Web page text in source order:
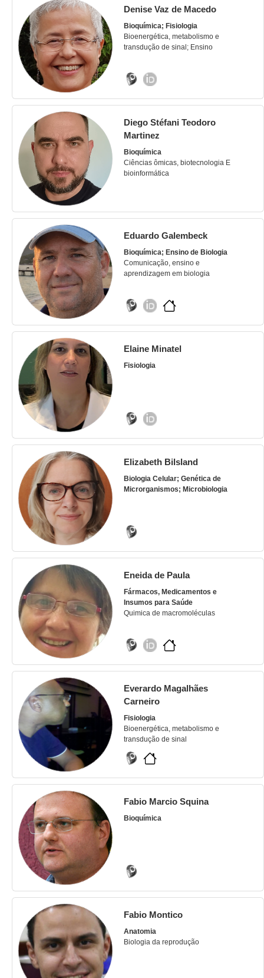
Denise Vaz de Macedo
Bioquímica; Fisiologia
Bioenergética, metabolismo e
transdução de sinal; Ensino
Diego Stéfani Teodoro
Martinez
Bioquímica
Ciências ômicas, biotecnologia E
bioinformática
Eduardo Galembeck
Bioquímica; Ensino de Biologia
Comunicação, ensino e
aprendizagem em biologia
Elaine Minatel
Fisiologia
Elizabeth Bilsland
Biologia Celular; Genética de
Microrganismos; Microbiologia
Eneida de Paula
Fármacos, Medicamentos e
Insumos para Saúde
Quimica de macromoléculas
Everardo Magalhães
Carneiro
Fisiologia
Bioenergética, metabolismo e
transdução de sinal
Fabio Marcio Squina
Bioquímica
Fabio Montico
Anatomia
Biologia da reprodução